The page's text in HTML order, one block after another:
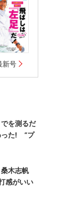
新号
でを測るだ
った! “プ
桑木志帆
感がいい